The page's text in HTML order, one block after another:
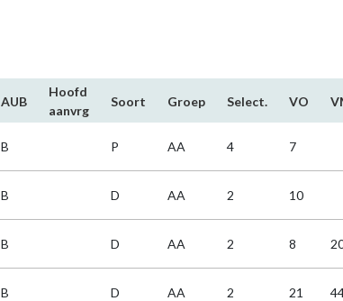
AUB
Hoofd​
aanvrg
Soort Groep Select. VO
B P AA 4 7
B D AA 2 10
B D AA 2 8
B D AA 2 21